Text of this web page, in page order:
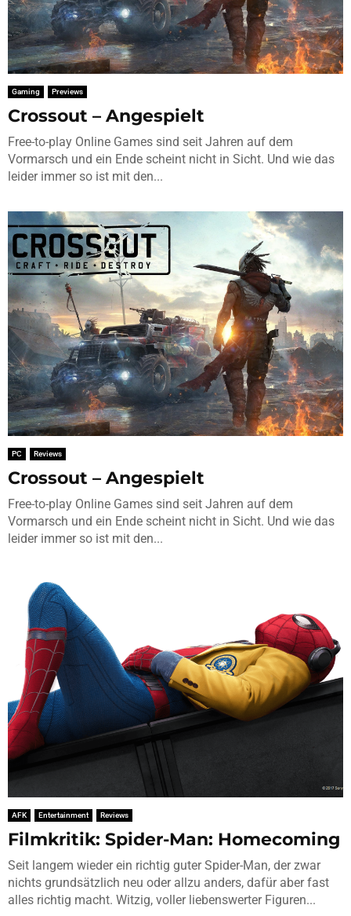
Gaming Previews
Crossout – Angespielt
Free-to-play Online Games sind seit Jahren auf dem
Vormarsch und ein Ende scheint nicht in Sicht. Und wie das
leider immer so ist mit den...
PC Reviews
Crossout – Angespielt
Free-to-play Online Games sind seit Jahren auf dem
Vormarsch und ein Ende scheint nicht in Sicht. Und wie das
leider immer so ist mit den...
AFK Entertainment Reviews
Filmkritik: Spider-Man: Homecoming
Seit langem wieder ein richtig guter Spider-Man, der zwar
nichts grundsätzlich neu oder allzu anders, dafür aber fast
alles richtig macht. Witzig, voller liebenswerter Figuren...